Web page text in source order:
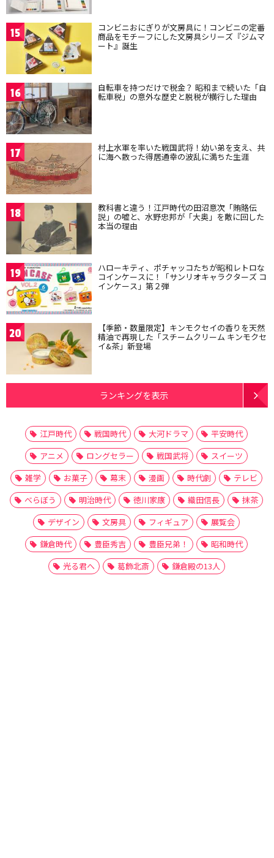
15 コンビニおにぎりが文房具に！コンビニの定番
商品をモチーフにした文房具シリーズ『ジムマ
ート』誕生
16 自転車を持つだけで税金？ 昭和まで続いた「自
転車税」の意外な歴史と脱税が横行した理由
17 村上水軍を率いた戦国武将！幼い弟を支え、共
に海へ散った得居通幸の波乱に満ちた生涯
18 教科書と違う！江戸時代の田沼意次「賄賂伝
説」の嘘と、水野忠邦が「大奥」を敵に回した
本当の理由
19 ハローキティ、ポチャッコたちが昭和レトロな
コインケースに！「サンリオキャラクターズ コ
インケース」第２弾
20 【季節・数量限定】キンモクセイの香りを天然
精油で再現した「スチームクリーム キンモクセ
イ&茶」新登場
ランキングを表示
江戸時代 戦国時代 大河ドラマ
平安時代
アニメ
ロングセラー 戦国武将
スイーツ
雑学
お菓子 幕末 漫画 時代劇
テレビ
べらぼう
明治時代 徳川家康 織田信長
抹茶
デザイン
文房具 フィギュア
展覧会
鎌倉時代
豊臣秀吉 豊臣兄弟！
昭和時代
光る君へ
葛飾北斎 鎌倉殿の13人